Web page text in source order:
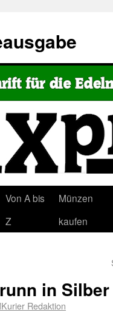
Von A bis
Z
Münzen
kaufen
in Silber
Redaktion